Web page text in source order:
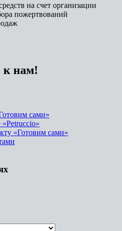
на счет организации
пожертвований
к нам!
сами»
«Готовим сами»